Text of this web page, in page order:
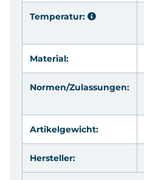
Temperatur:
Material:
Normen/Zulassungen:
Artikelgewicht:
Hersteller: